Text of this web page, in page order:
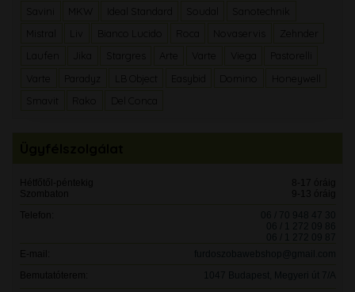
MKW Ideal Standard
Sanotechnik
Mistral
Bianco Lucido Novaservis
Zehnder
Laufen
Stargres Arte Varte Viega
Pastorelli
Varte
LB Object
Honeywell
Smavit
Del Conca
Hétfőtől-péntekig
8-17 óráig
Szombaton
9-13 óráig
Telefon:
06 / 70 948 47 30
06 / 1 272 09 86
06 / 1 272 09 87
furdoszobawebshop@gmail.com
Bemutatóterem:
1047 Budapest, Megyeri út 7/A